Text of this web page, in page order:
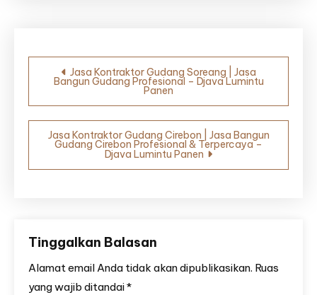
Navigasi
pos
Jasa Kontraktor Gudang Soreang | Jasa
Bangun Gudang Profesional – Djava Lumintu
Panen
Jasa Kontraktor Gudang Cirebon | Jasa Bangun
Gudang Cirebon Profesional & Terpercaya –
Djava Lumintu Panen
Tinggalkan Balasan
Alamat email Anda tidak akan dipublikasikan. Ruas
yang wajib ditandai*